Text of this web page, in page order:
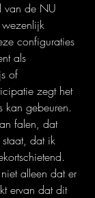
van de NU
configuraties
als
of
zegt het
kan gebeuren.
falen, dat
dat ik
alleen dat er
ervan dat dit